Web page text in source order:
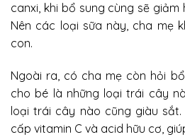
canxi, khi bổ sung cùng sẽ
Nên các loại sữa này, cha mẹ
con.
Ngoài ra, có cha mẹ còn hỏi
cho bé là những loại trái cây
loại trái cây nào cũng giàu
cấp vitamin C và acid hữu cơ,